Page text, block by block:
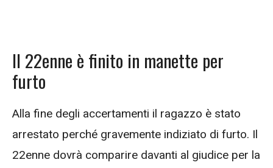
Il 22enne è finito in manette per
furto
Alla fine degli accertamenti il ragazzo è stato
arrestato perché gravemente indiziato di furto. Il
22enne dovrà comparire davanti al giudice per la